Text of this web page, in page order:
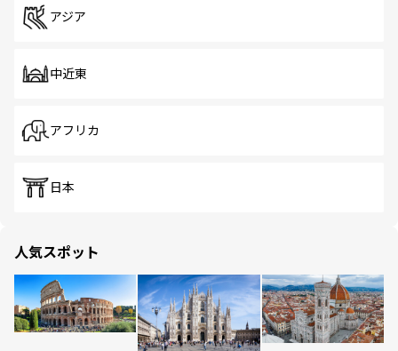
アジア
中近東
アフリカ
日本
人気スポット